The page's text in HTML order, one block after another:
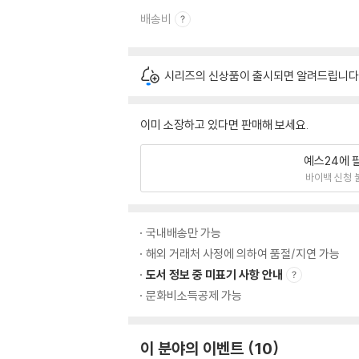
배송비
시리즈의 신상품이 출시되면 알려드립니
이미 소장하고 있다면 판매해 보세요.
예스24에
바이백 신청
국내배송만 가능
해외 거래처 사정에 의하여 품절/지연 가능
도서 정보 중 미표기 사항 안내
문화비소득공제 가능
이 분야의 이벤트 10